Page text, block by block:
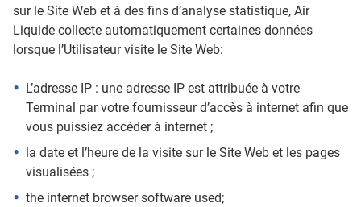
sur le Site Web et à des fins d’analyse statistique, Air
Liquide collecte automatiquement certaines données
lorsque l’Utilisateur visite le Site Web:
L’adresse IP : une adresse IP est attribuée à votre
Terminal par votre fournisseur d’accès à internet afin que
vous puissiez accéder à internet ;
la date et l’heure de la visite sur le Site Web et les pages
visualisées ;
the internet browser software used;